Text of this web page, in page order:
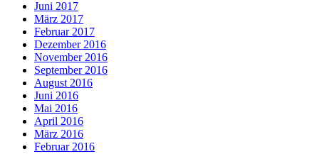
Juni 2017
März 2017
Februar 2017
Dezember 2016
November 2016
September 2016
August 2016
Juni 2016
Mai 2016
April 2016
März 2016
Februar 2016